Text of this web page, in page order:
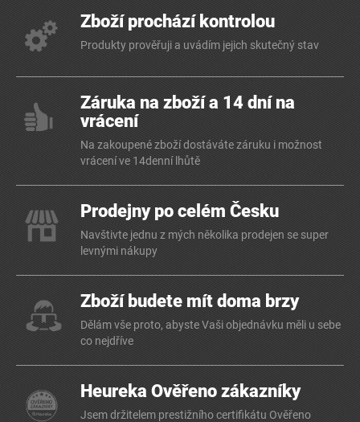
Zboží prochází kontrolou
Produkty prověřuji a uvádím jejich skutečný stav
Záruka na zboží a 14 dní na
vrácení
Na zakoupené zboží dostáváte záruku i možnost
vrácení ve 14denní lhůtě
Prodejny po celém Česku
Navštivte jednu z mých několika prodejen se super
levnými nákupy
Zboží budete mít doma brzy
Dělám vše proto, abyste Vaši objednávku měli u sebe
co nejdříve
Heureka Ověřeno zákazníky
Jsem držitelem prestižního certifikátu Ověřeno